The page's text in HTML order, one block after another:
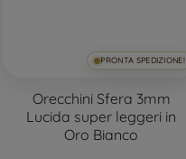
PRONTA SPEDIZIONE!
Orecchini Sfera 3mm
Lucida super leggeri in
Oro Bianco